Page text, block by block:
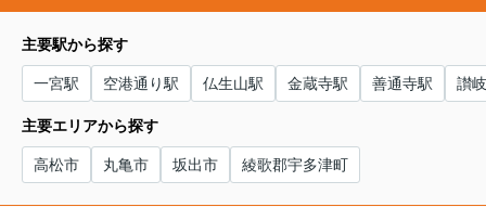
主要駅から探す
一宮駅 空港通り駅 仏生山駅 金蔵寺駅 善通寺駅 讃
主要エリアから探す
高松市 丸亀市 坂出市 綾歌郡宇多津町